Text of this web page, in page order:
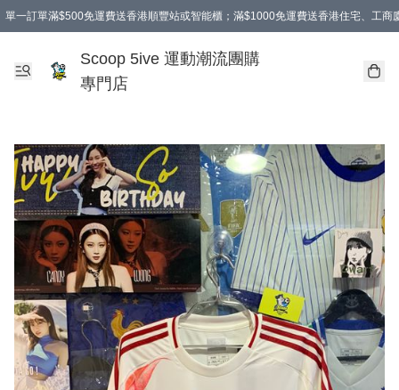
單一訂單滿$500免運費送香港順豐站或智能櫃；滿$1000免運費送香港住宅、工商
Scoop 5ive 運動潮流團購
專門店